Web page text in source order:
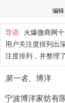
编
导语
火爆微商网
用户关注度排列出
注度排列，并整理
第一名、 博洋
宁波博洋家纺有